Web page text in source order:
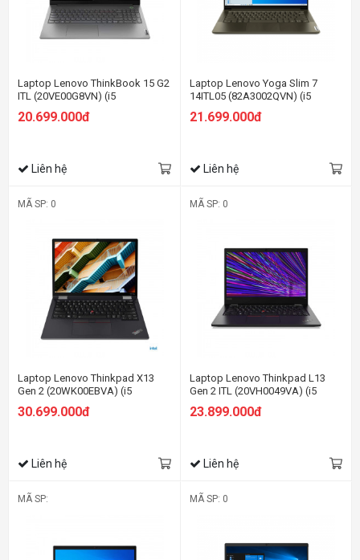
Laptop Lenovo ThinkBook 15 G2
ITL (20VE00G8VN) (i5
SSD/15.6 FHD/MX450
20.699.000đ
Liên hệ
Laptop Lenovo Yoga Slim 7
14ITL05 (82A3002QVN) (i5
SSD/14 FHD/Win/Xanh rêu)
21.699.000đ
Liên hệ
MÃ SP: 0
Laptop Lenovo Thinkpad X13
Gen 2 (20WK00EBVA) (i5
1135G7/8GB RAM/512GB
SSD/13.3 WQXGA/Dos/Đen)
30.699.000đ
Liên hệ
MÃ SP: 0
Laptop Lenovo Thinkpad L13
Gen 2 ITL (20VH0049VA) (i5
1135G7/8GB RAM/512GB
SSD/13.3 FHD/Dos/Đen)
23.899.000đ
Liên hệ
MÃ SP: MÃ SP: 0